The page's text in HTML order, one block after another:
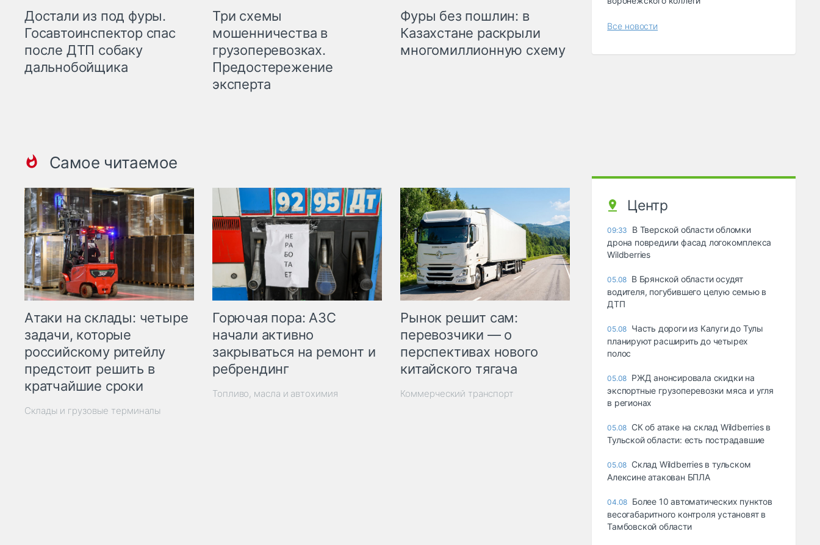
Достали из под фуры.
Госавтоинспектор спас
после ДТП собаку
дальнобойщика
Три схемы
мошенничества в
грузоперевозках.
Предостережение
эксперта
Фуры без пошлин: в
Казахстане раскрыли
многомиллионную схему
Самое читаемое
Атаки на склады: четыре
задачи, которые
российскому ритейлу
предстоит решить в
кратчайшие сроки
Склады и грузовые терминалы
Горючая пора: АЗС
начали активно
закрываться на ремонт и
ребрендинг
Топливо, масла и автохимия
Рынок решит сам:
перевозчики — о
перспективах нового
китайского тягача
Коммерческий транспорт
Все новости
Центр
09:33
В Тверской области обломки
дрона повредили фасад логокомплекса
Wildberries
05.08 В Брянской области осудят
водителя, погубившего целую семью в
ДТП
05.08 Часть дороги из Калуги до Тулы
планируют расширить до четырех
полос
05.08 РЖД анонсировала скидки на
экспортные грузоперевозки мяса и угля
в регионах
05.08 СК об атаке на склад Wildberries в
Тульской области: есть пострадавшие
05.08 Склад Wildberries в тульском
Алексине атакован БПЛА
04.08 Более 10 автоматических пунктов
весогабаритного контроля установят в
Тамбовской области